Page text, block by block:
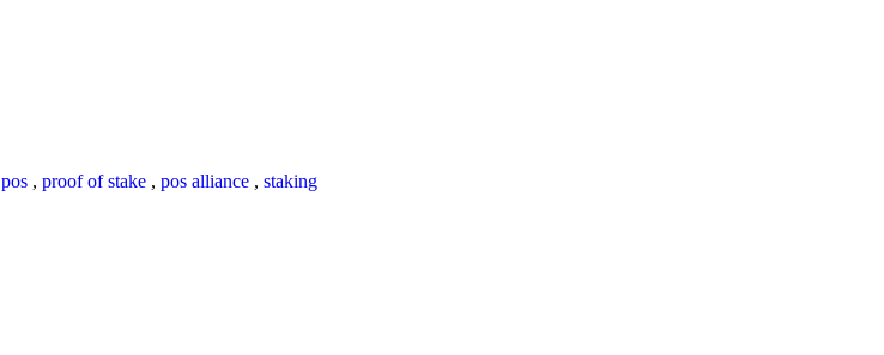
pos , proof of stake , pos alliance , staking